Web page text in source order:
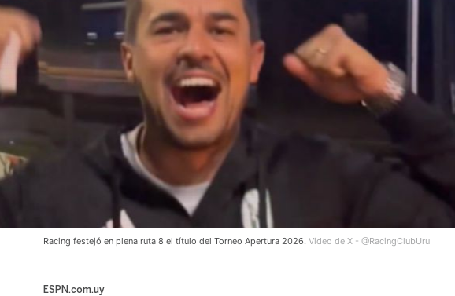
Racing festejó en plena ruta 8 el título del Torneo Apertura 2026. Video de X - @RacingClubUru
ESPN.com.uy